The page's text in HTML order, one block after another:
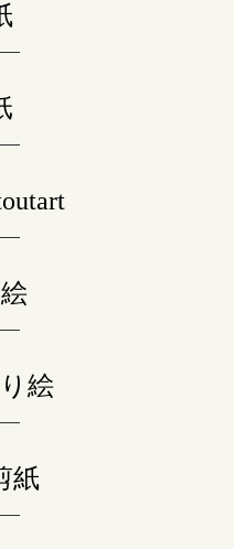
絵
紙